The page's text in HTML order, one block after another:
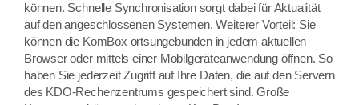
können. Schnelle Synchronisation sorgt dabei für Aktualität
auf den angeschlossenen Systemen. Weiterer Vorteil: Sie
können die KomBox ortsungebunden in jedem aktuellen
Browser oder mittels einer Mobilgeräteanwendung öffnen. So
haben Sie jederzeit Zugriff auf Ihre Daten, die auf den Servern
des KDO-Rechenzentrums gespeichert sind. Große